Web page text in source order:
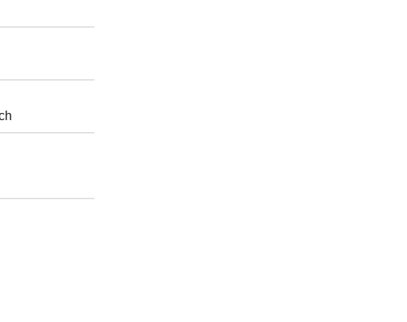
una garanzia per tutti i committenti che siamo in grado di